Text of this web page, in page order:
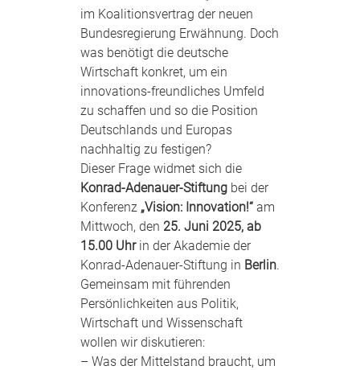
im Koalitionsvertrag der neuen
Bundesregierung Erwähnung. Doch
was benötigt die deutsche
Wirtschaft konkret, um ein
innovations-freundliches Umfeld
zu schaffen und so die Position
Deutschlands und Europas
nachhaltig zu festigen?
Dieser Frage widmet sich die
Konrad-Adenauer-Stiftung bei der
Konferenz „Vision: Innovation!“ am
Mittwoch, den 25. Juni 2025, ab
15.00 Uhr in der Akademie der
Konrad-Adenauer-Stiftung in Berlin.
Gemeinsam mit führenden
Persönlichkeiten aus Politik,
Wirtschaft und Wissenschaft
wollen wir diskutieren:
– Was der Mittelstand braucht, um